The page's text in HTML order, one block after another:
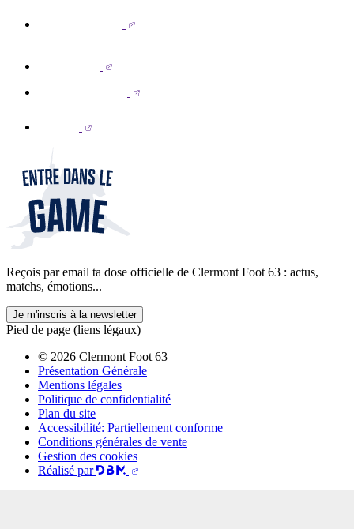
Reçois par email ta dose officielle de Clermont Foot 63 : actus,
matchs, émotions...
Je m'inscris à la newsletter
Pied de page (liens légaux)
© 2026 Clermont Foot 63
Présentation Générale
Mentions légales
Politique de confidentialité
Plan du site
Accessibilité: Partiellement conforme
Conditions générales de vente
Gestion des cookies
Réalisé par